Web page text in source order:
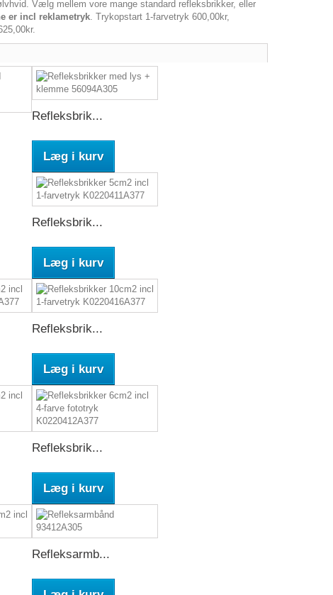
Vælg mellem vore mange standard refleksbrikker, eller
er incl reklametryk. Trykopstart 1-farvetryk 600,00kr,
Refleksbrik...
Læg i kurv
Refleksbrik...
Læg i kurv
Refleksbrik...
Læg i kurv
Refleksbrik...
Læg i kurv
Refleksarmb...